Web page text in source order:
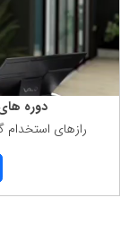
دوره
رازهای